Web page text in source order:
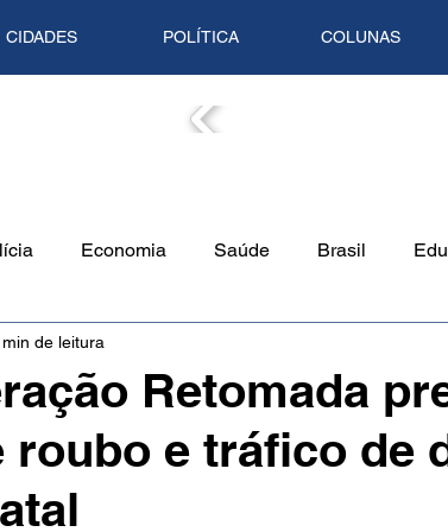
CIDADES POLÍTICA COLUNAS
Economia Saúde Brasil
Empreendedorismo
Artigo Mundo Trânsito Mente em
Retomada
roubo e tráfico de
de leitura